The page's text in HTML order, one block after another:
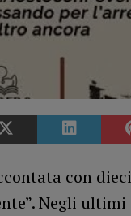
con
Negli